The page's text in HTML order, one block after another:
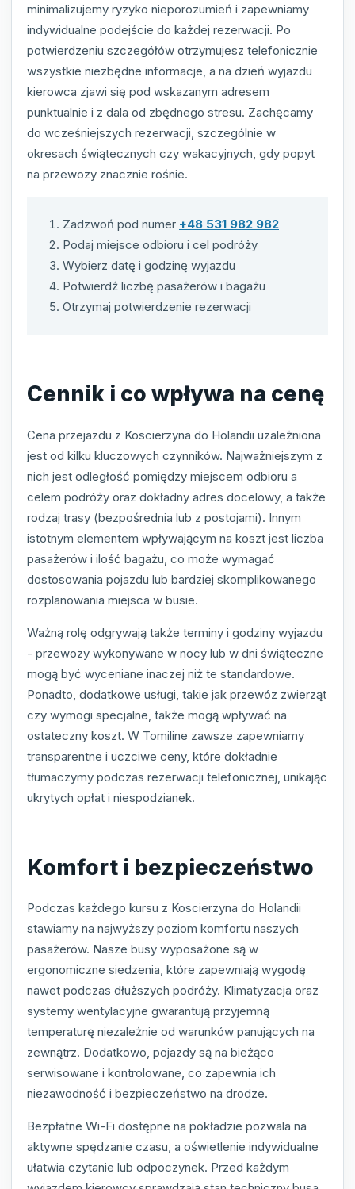
minimalizujemy ryzyko nieporozumień i zapewniamy
indywidualne podejście do każdej rezerwacji. Po
potwierdzeniu szczegółów otrzymujesz telefonicznie
wszystkie niezbędne informacje, a na dzień wyjazdu
kierowca zjawi się pod wskazanym adresem
punktualnie i z dala od zbędnego stresu. Zachęcamy
do wcześniejszych rezerwacji, szczególnie w
okresach świątecznych czy wakacyjnych, gdy popyt
na przewozy znacznie rośnie.
Zadzwoń pod numer +48 531 982 982
Podaj miejsce odbioru i cel podróży
Wybierz datę i godzinę wyjazdu
Potwierdź liczbę pasażerów i bagażu
Otrzymaj potwierdzenie rezerwacji
Cennik i co wpływa na cenę
Cena przejazdu z Koscierzyna do Holandii uzależniona
jest od kilku kluczowych czynników. Najważniejszym z
nich jest odległość pomiędzy miejscem odbioru a
celem podróży oraz dokładny adres docelowy, a także
rodzaj trasy (bezpośrednia lub z postojami). Innym
istotnym elementem wpływającym na koszt jest liczba
pasażerów i ilość bagażu, co może wymagać
dostosowania pojazdu lub bardziej skomplikowanego
rozplanowania miejsca w busie.
Ważną rolę odgrywają także terminy i godziny wyjazdu
- przewozy wykonywane w nocy lub w dni świąteczne
mogą być wyceniane inaczej niż te standardowe.
Ponadto, dodatkowe usługi, takie jak przewóz zwierząt
czy wymogi specjalne, także mogą wpływać na
ostateczny koszt. W Tomiline zawsze zapewniamy
transparentne i uczciwe ceny, które dokładnie
tłumaczymy podczas rezerwacji telefonicznej, unikając
ukrytych opłat i niespodzianek.
Komfort i bezpieczeństwo
Podczas każdego kursu z Koscierzyna do Holandii
stawiamy na najwyższy poziom komfortu naszych
pasażerów. Nasze busy wyposażone są w
ergonomiczne siedzenia, które zapewniają wygodę
nawet podczas dłuższych podróży. Klimatyzacja oraz
systemy wentylacyjne gwarantują przyjemną
temperaturę niezależnie od warunków panujących na
zewnątrz. Dodatkowo, pojazdy są na bieżąco
serwisowane i kontrolowane, co zapewnia ich
niezawodność i bezpieczeństwo na drodze.
Bezpłatne Wi-Fi dostępne na pokładzie pozwala na
aktywne spędzanie czasu, a oświetlenie indywidualne
ułatwia czytanie lub odpoczynek. Przed każdym